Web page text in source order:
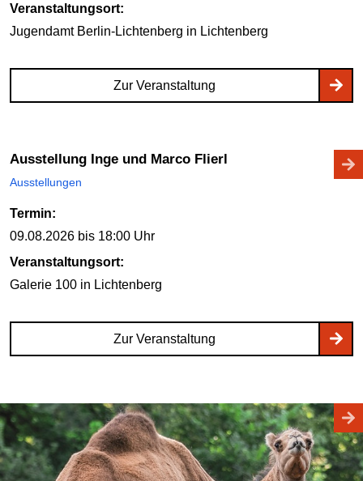
Veranstaltungsort:
Jugendamt Berlin-Lichtenberg in Lichtenberg
Zur Veranstaltung
Ausstellung Inge und Marco Flierl
Ausstellungen
Termin:
09.08.2026 bis 18:00 Uhr
Veranstaltungsort:
Galerie 100 in Lichtenberg
Zur Veranstaltung